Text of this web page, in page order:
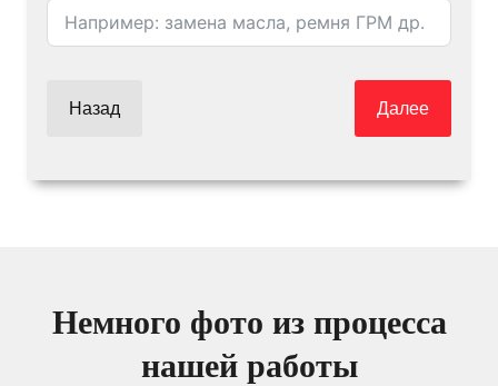
Назад Далее
Немного фото из процесса
нашей работы